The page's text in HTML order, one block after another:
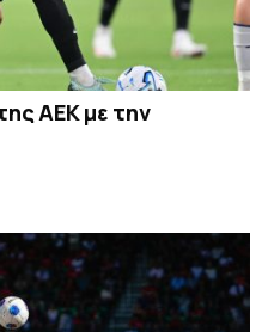
ΑΕΚ με την